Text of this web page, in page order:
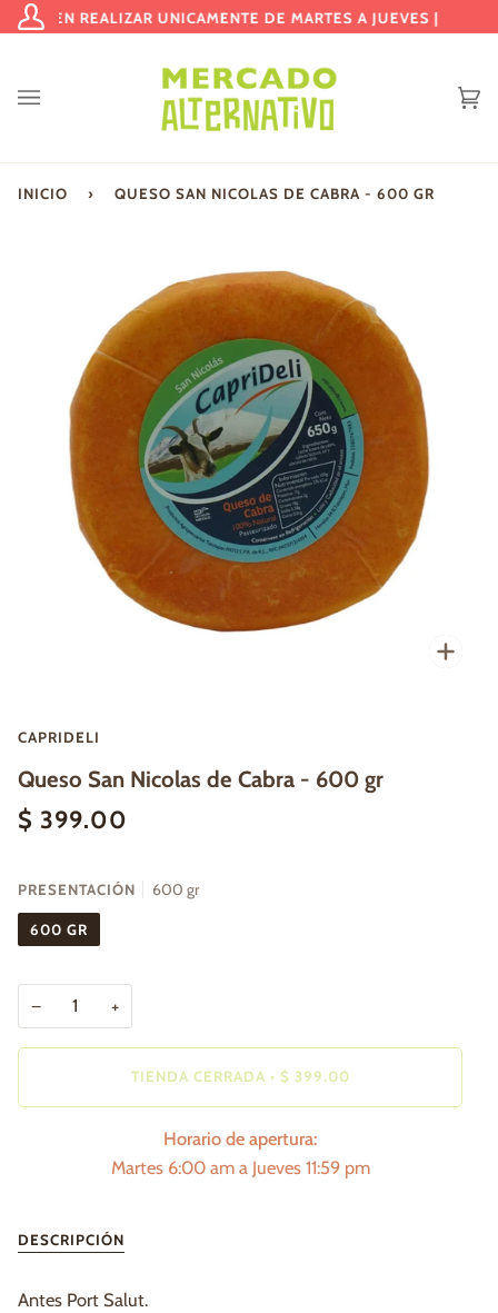
contenido
Mi
REALIZAR UNICAMENTE DE MARTES A JUEVES |
INICIO › QUESO SAN NICOLAS DE CABRA - 600 GR
CAPRIDELI
Queso San Nicolas de Cabra - 600 gr
$ 399.00
PRESENTACIÓN 600 gr
600 GR
− +
TIENDA CERRADA • $ 399.00
Horario de apertura:
Martes 6:00 am a Jueves 11:59 pm
DESCRIPCIÓN
Antes Port Salut.